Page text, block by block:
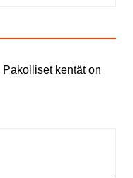
Pakolliset kentät on